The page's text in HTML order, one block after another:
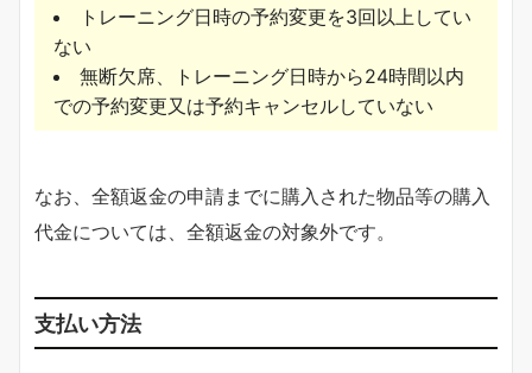
トレーニング日時の予約変更を3回以上してい
ない
無断欠席、トレーニング日時から24時間以内
での予約変更又は予約キャンセルしていない
なお、全額返金の申請までに購入された物品等の購入
代金については、全額返金の対象外です。
支払い方法